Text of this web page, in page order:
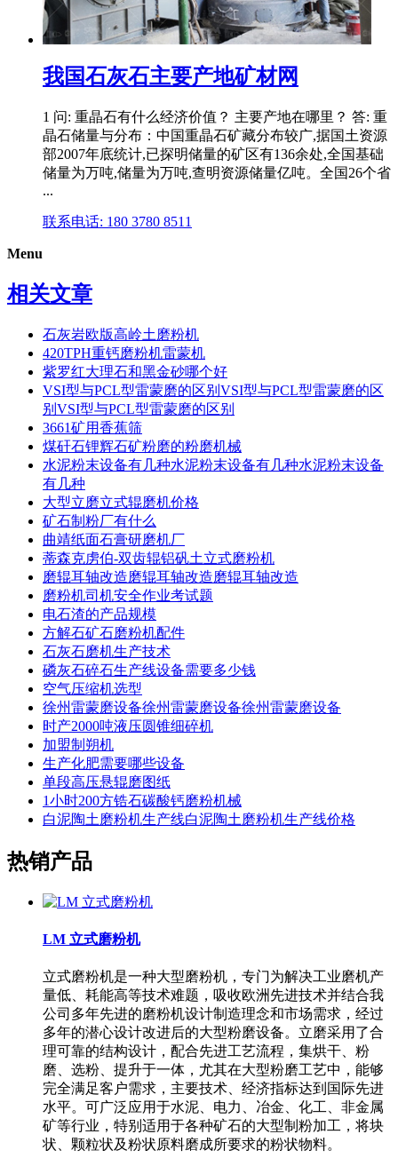
我国石灰石主要产地矿材网
1 问: 重晶石有什么经济价值？ 主要产地在哪里？ 答: 重
晶石储量与分布：中国重晶石矿藏分布较广,据国土资源
部2007年底统计,已探明储量的矿区有136余处,全国基础
储量为万吨,储量为万吨,查明资源储量亿吨。全国26个省
...
联系电话: 180 3780 8511
Menu
相关文章
石灰岩欧版高岭土磨粉机
420TPH重钙磨粉机雷蒙机
紫罗红大理石和黑金砂哪个好
VSI型与PCL型雷蒙磨的区别VSI型与PCL型雷蒙磨的区
别VSI型与PCL型雷蒙磨的区别
3661矿用香蕉筛
煤矸石锂辉石矿粉磨的粉磨机械
水泥粉末设备有几种水泥粉末设备有几种水泥粉末设备
有几种
大型立磨立式辊磨机价格
矿石制粉厂有什么
曲靖纸面石膏研磨机厂
蒂森克虏伯-双齿辊铝矾土立式磨粉机
磨辊耳轴改造磨辊耳轴改造磨辊耳轴改造
磨粉机司机安全作业考试题
电石渣的产品规模
方解石矿石磨粉机配件
石灰石磨机生产技术
磷灰石碎石生产线设备需要多少钱
空气压缩机选型
徐州雷蒙磨设备徐州雷蒙磨设备徐州雷蒙磨设备
时产2000吨液压圆锥细碎机
加盟制朔机
生产化肥需要哪些设备
单段高压悬辊磨图纸
1小时200方锆石碳酸钙磨粉机械
白泥陶土磨粉机生产线白泥陶土磨粉机生产线价格
热销产品
LM 立式磨粉机
立式磨粉机是一种大型磨粉机，专门为解决工业磨机产
量低、耗能高等技术难题，吸收欧洲先进技术并结合我
公司多年先进的磨粉机设计制造理念和市场需求，经过
多年的潜心设计改进后的大型粉磨设备。立磨采用了合
理可靠的结构设计，配合先进工艺流程，集烘干、粉
磨、选粉、提升于一体，尤其在大型粉磨工艺中，能够
完全满足客户需求，主要技术、经济指标达到国际先进
水平。可广泛应用于水泥、电力、冶金、化工、非金属
矿等行业，特别适用于各种矿石的大型制粉加工，将块
状、颗粒状及粉状原料磨成所要求的粉状物料。